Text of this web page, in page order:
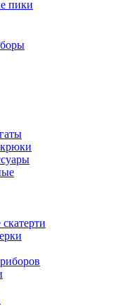
пики